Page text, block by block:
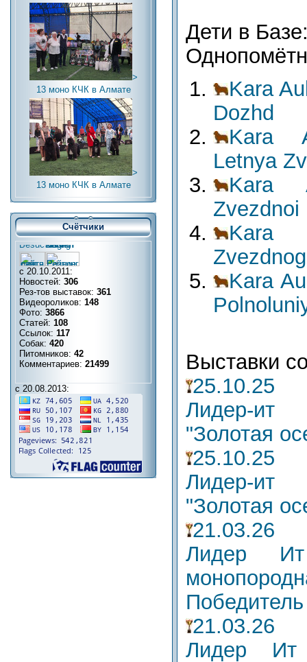
>
13 моно КЧК в Алмате
>
13 моно КЧК в Алмате
Счётчики
с 20.10.2011:
Новостей: 306
Рез-тов выставок: 361
Видеороликов: 148
Фото: 3866
Статей: 108
Ссылок: 117
Собак: 420
Питомников: 42
Комментариев: 21499
с 20.08.2013:
Дети в
Kara
Dozhd
Kara
Letnya
Kara
Zvezdnoi
Kara
Kara
Выставки
25.10.25
Лидер-
"Золотая
25.10.25
Лидер-
"Золотая
Лидер
Лидер